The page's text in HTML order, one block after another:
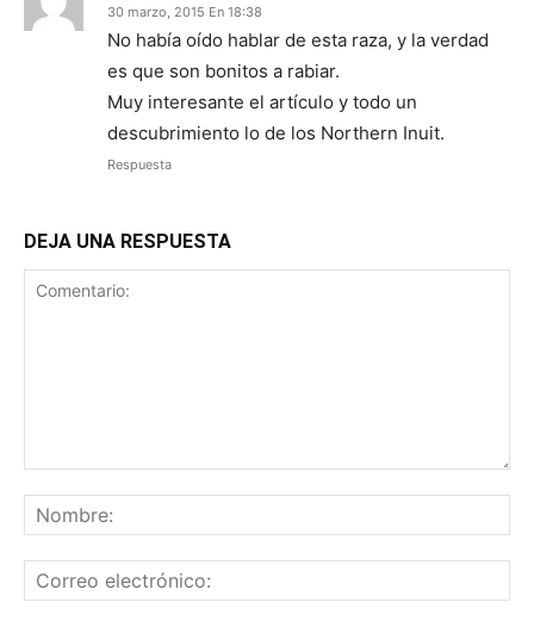
30 marzo, 2015 En 18:38
No había oído hablar de esta raza, y la verdad
es que son bonitos a rabiar.
Muy interesante el artículo y todo un
descubrimiento lo de los Northern Inuit.
Respuesta
DEJA UNA RESPUESTA